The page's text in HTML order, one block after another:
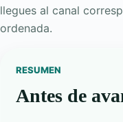
llegues al canal
ordenada.
RESUMEN
Antes de